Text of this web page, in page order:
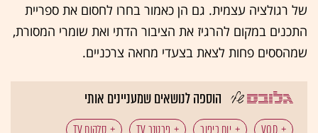
של רגולציה עצמית. גם הן כאמור בחרו לחסום את ספריית
התכנים במקום להרגיז את הציבור הדתי ואת שומרי המסורת,
שמהססים פחות לצאת בצעדי מחאה צרכניים.
הוספה לנושאים שמעניינים אותי
VOD יום כיפור פרטנר TV סלקום TV